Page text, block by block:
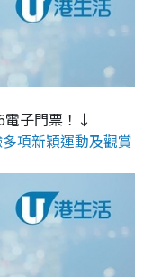
電子門票！↓
項新穎運動及觀賞